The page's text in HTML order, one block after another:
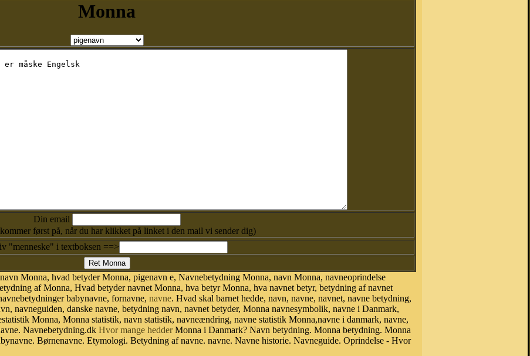
Monna
Din email
først på, når du har klikket på linket i den mail vi sender dig)
"menneske" i textboksen ==>
Monna, hvad betyder Monna, pigenavn e, Navnebetydning Monna, navn Monna, navneoprindelse
af Monna, Hvad betyder navnet Monna, hva betyr Monna, hva navnet betyr, betydning af navnet
babynavne, fornavne, navne. Hvad skal barnet hedde, navn, navne, navnet, navne betydning,
navneguiden, danske navne, betydning navn, navnet betyder, Monna navnesymbolik, navne i Danmark,
Monna, Monna statistik, navn statistik, navneændring, navne statistik Monna,navne i danmark, navne,
Navnebetydning.dk Hvor mange hedderMonna i Danmark? Navn betydning. Monna betydning. Monna
Børnenavne. Etymologi. Betydning af navne. navne. Navne historie. Navneguide. Oprindelse - Hvor